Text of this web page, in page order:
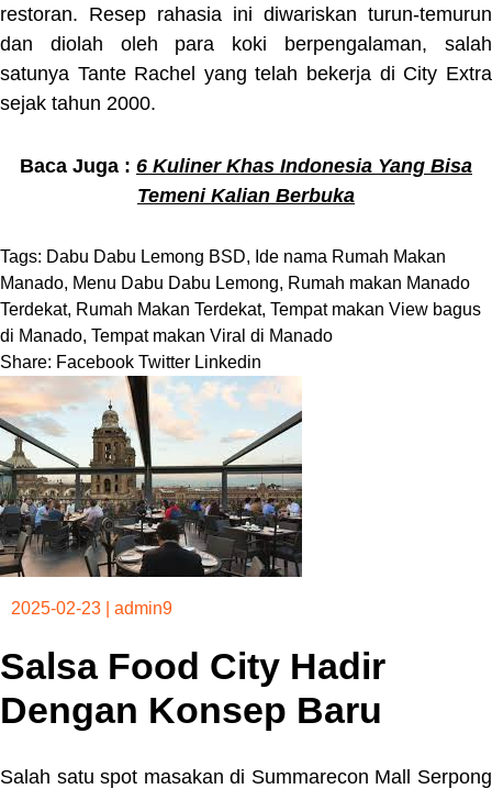
restoran. Resep rahasia ini diwariskan turun-temurun
dan diolah oleh para koki berpengalaman, salah
satunya Tante Rachel yang telah bekerja di City Extra
sejak tahun 2000.
Baca Juga : 6 Kuliner Khas Indonesia Yang Bisa
Temeni Kalian Berbuka
Tags: Dabu Dabu Lemong BSD, Ide nama Rumah Makan
Manado, Menu Dabu Dabu Lemong, Rumah makan Manado
Terdekat, Rumah Makan Terdekat, Tempat makan View bagus
di Manado, Tempat makan Viral di Manado
Share: Facebook Twitter Linkedin
2025-02-23 admin9
Salsa Food City Hadir
Dengan Konsep Baru
Salah satu spot masakan di Summarecon Mall Serpong